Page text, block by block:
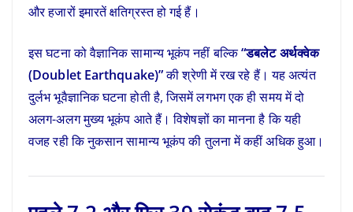
और हजारों इमारतें क्षतिग्रस्त हो गई हैं।
इस घटना को वैज्ञानिक सामान्य भूकंप नहीं बल्कि“डबलेट अर्थक्वेक
(Doublet Earthquake)”की श्रेणी में रख रहे हैं। यह अत्यंत
दुर्लभ भूवैज्ञानिक घटना होती है, जिसमें लगभग एक ही समय में दो
अलग-अलग मुख्य भूकंप आते हैं। विशेषज्ञों का मानना है कि यही
वजह रही कि नुकसान सामान्य भूकंप की तुलना में कहीं अधिक हुआ।